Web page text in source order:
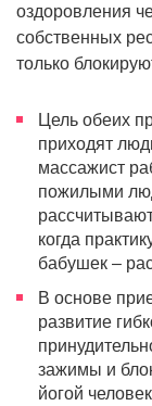
оздоровления
собственных
только
Цель обеих
приходят
массажист
пожилыми
когда
бабушек –
В основе
развитие
зажимы и
йогой